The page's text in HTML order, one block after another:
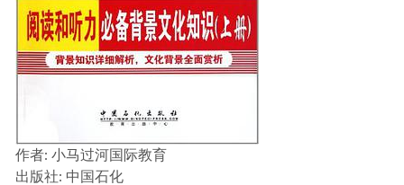
作者: 小马过河国际教育
出版社: 中国石化